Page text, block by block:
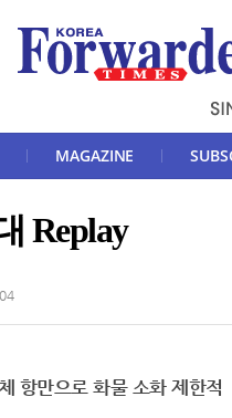
MAGAZINE
Replay
항만으로 화물 소화 제한적